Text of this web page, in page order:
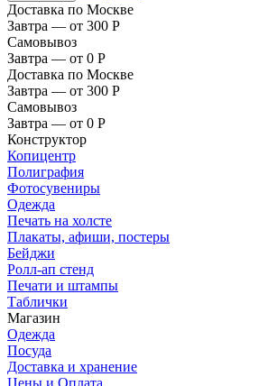
Доставка по Москве
Завтра — от 300 Р
Самовывоз
Завтра — от 0 Р
Доставка по Москве
Завтра — от 300 Р
Самовывоз
Завтра — от 0 Р
Конструктор
Копицентр
Полиграфия
Фотосувениры
Одежда
Печать на холсте
Плакаты, афиши, постеры
Бейджи
Ролл-ап стенд
Печати и штампы
Таблички
Магазин
Одежда
Посуда
Доставка и хранение
Цены и Оплата